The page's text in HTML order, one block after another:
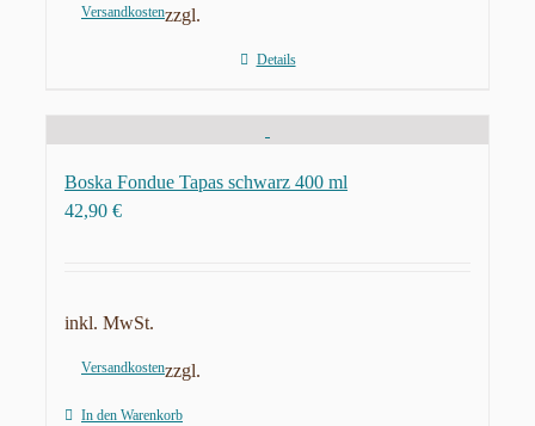
zzgl.
Versandkosten
Details
Boska Fondue Tapas schwarz 400 ml
42,90 €
inkl. MwSt.
zzgl.
Versandkosten
In den Warenkorb